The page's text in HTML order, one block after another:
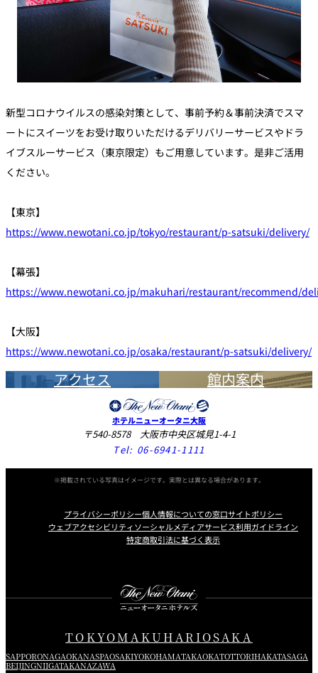
新型コロナウイルスの感染対策として、事前予約＆事前決済でスマ
ートにスイーツをお受け取りいただけるデリバリーサービスやドラ
イブスルーサービス（東京限定）もご用意しています。是非ご活用
ください。
【東京】
https://www.newotani.co.jp/tokyo/restaurant/p-satsuki/delivery/
【幕張】
https://www.newotani.co.jp/makuhari/restaurant/recommend/
【大阪】
https://www.newotani.co.jp/osaka/restaurant/p-satsuki/delivery/
アクセス 館内案内
ホテルニューオータニ大阪
〒540-8578 大阪市中央区城見1-4-1
Tel: 06-6941-1111
※掲載されている写真はイメージです。実際とは異なる場合があります。
プライバシーポリシー個人情報についての窓口サイトポリシー
ウェブアクセシビリティソーシャルメディアサービス利用ガイドライン
特定商取引法に基づく表示
TOKYOMAKUHARIOSAKA
SAPPORONAGAOKANASPAOSAKIYOKOHAMATAKAOKATOTTORIHAKATASAGA
BEIJINGNIIGATAKANAZAWA